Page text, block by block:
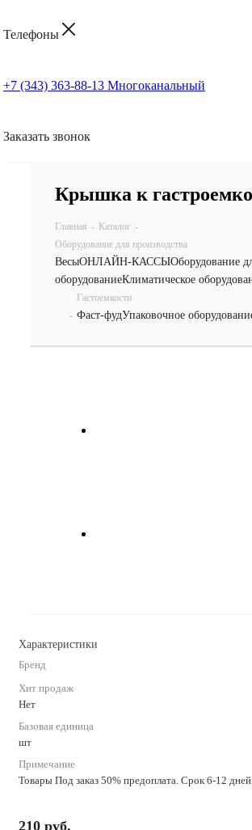
Телефоны
+7 (343) 363-88-13 Многоканальный
Заказать звонок
Крышка к
Главная - Каталог -
Оборудование для производства
ВесыОНЛАЙН-КАССЫОборудование
оборудованиеКлиматическое
-
Гастоемкости
Фаст-фудУпаковочное
Характеристики
Бренд
Хит продаж
Нет
Базовая единица
шт
Примечание
Товары Под заказ 50% предоплата. Срок 6-12 дней.
210 руб.